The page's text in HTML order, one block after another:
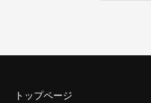
トップページ